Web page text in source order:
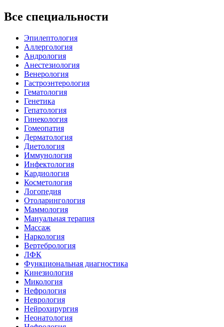
Все специальности
Эпилептология
Аллергология
Андрология
Анестезиология
Венерология
Гастроэнтерология
Гематология
Генетика
Гепатология
Гинекология
Гомеопатия
Дерматология
Диетология
Иммунология
Инфектология
Кардиология
Косметология
Логопедия
Отоларингология
Маммология
Мануальная терапия
Массаж
Наркология
Вертебрология
ЛФК
Функциональная диагностика
Кинезиология
Микология
Нефрология
Неврология
Нейрохирургия
Неонатология